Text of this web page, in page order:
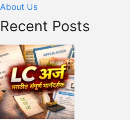
About Us
Recent Posts